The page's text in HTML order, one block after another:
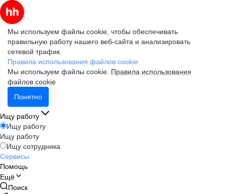
Мы используем файлы cookie, чтобы обеспечивать
правильную работу нашего веб-сайта и анализировать
сетевой трафик.
Правила использования файлов cookie
Мы используем файлы cookie. Правила использования
файлов cookie
Понятно
Ищу работу
Ищу работу
Ищу работу
Ищу сотрудника
Сервисы
Помощь
Ещё
Поиск